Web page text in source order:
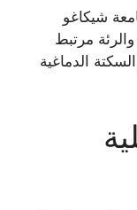
شيكاغو
مرتبط
الدماغية